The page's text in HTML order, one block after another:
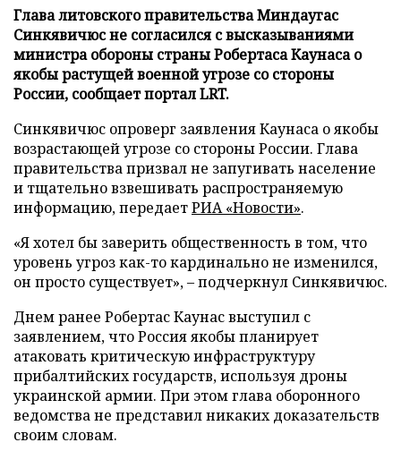
Глава литовского правительства Миндаугас
Синкявичюс не согласился с высказываниями
министра обороны страны Робертаса Каунаса о
якобы растущей военной угрозе со стороны
России, сообщает портал LRT.
Синкявичюс опроверг заявления Каунаса о якобы
возрастающей угрозе со стороны России. Глава
правительства призвал не запугивать население
и тщательно взвешивать распространяемую
информацию, передаетРИА «Новости».
«Я хотел бы заверить общественность в том, что
уровень угроз как-то кардинально не изменился,
он просто существует», – подчеркнул Синкявичюс.
Днем ранее Робертас Каунас выступил с
заявлением, что Россия якобы планирует
атаковать критическую инфраструктуру
прибалтийских государств, используя дроны
украинской армии. При этом глава оборонного
ведомства не представил никаких доказательств
своим словам.